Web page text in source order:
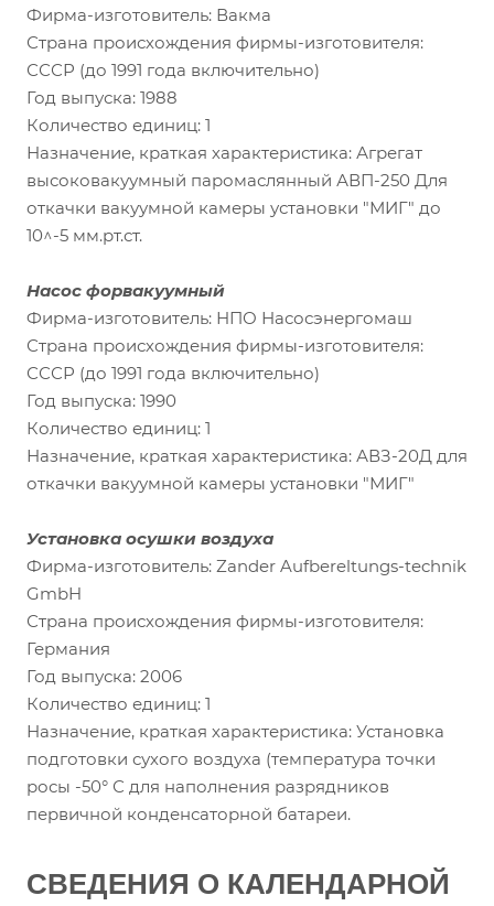
Фирма-изготовитель: Вакма
Страна происхождения фирмы-изготовителя:
СССР (до 1991 года включительно)
Год выпуска: 1988
Количество единиц: 1
Назначение, краткая характеристика: Агрегат
высоковакуумный паромаслянный АВП-250 Для
откачки вакуумной камеры установки "МИГ" до
10^-5 мм.рт.ст.
Насос форвакуумный
Фирма-изготовитель: НПО Насосэнергомаш
Страна происхождения фирмы-изготовителя:
СССР (до 1991 года включительно)
Год выпуска: 1990
Количество единиц: 1
Назначение, краткая характеристика: АВЗ-20Д для
откачки вакуумной камеры установки "МИГ"
Установка осушки воздуха
Фирма-изготовитель: Zander Aufbereltungs-technik
GmbH
Страна происхождения фирмы-изготовителя:
Германия
Год выпуска: 2006
Количество единиц: 1
Назначение, краткая характеристика: Установка
подготовки сухого воздуха (температура точки
росы -50° С для наполнения разрядников
первичной конденсаторной батареи.
СВЕДЕНИЯ О КАЛЕНДАРНОЙ